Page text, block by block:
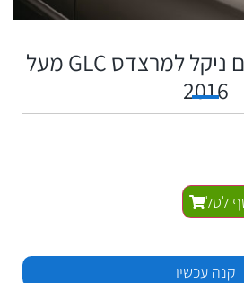
סט 4 מגיני רוח עם ניקל למרצדס GLC מעל
2016
לסל
קנה עכשיו